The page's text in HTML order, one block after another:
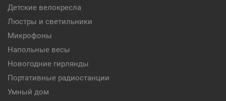
Детские велокресла
Люстры и светильники
Микрофоны
Напольные весы
Новогодние гирлянды
Портативные радиостанции
Умный дом